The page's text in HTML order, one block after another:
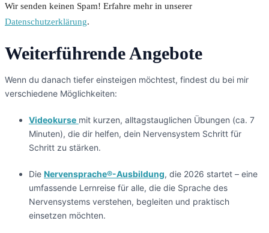
Wir senden keinen Spam! Erfahre mehr in unserer
Datenschutzerklärung.
Weiterführende Angebote
Wenn du danach tiefer einsteigen möchtest, findest du bei mir
verschiedene Möglichkeiten:
Videokurse mit kurzen, alltagstauglichen Übungen (ca. 7
Minuten), die dir helfen, dein Nervensystem Schritt für
Schritt zu stärken.
Die Nervensprache®-Ausbildung, die 2026 startet – eine
umfassende Lernreise für alle, die die Sprache des
Nervensystems verstehen, begleiten und praktisch
einsetzen möchten.